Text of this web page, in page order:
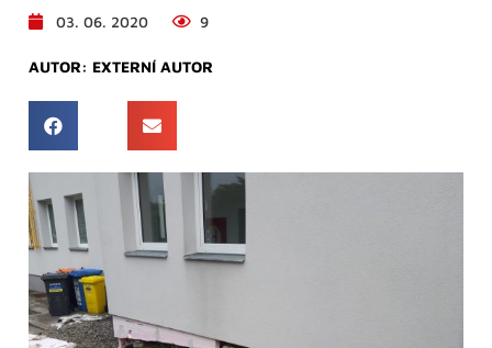
03. 06. 2020 9
AUTOR: EXTERNÍ AUTOR